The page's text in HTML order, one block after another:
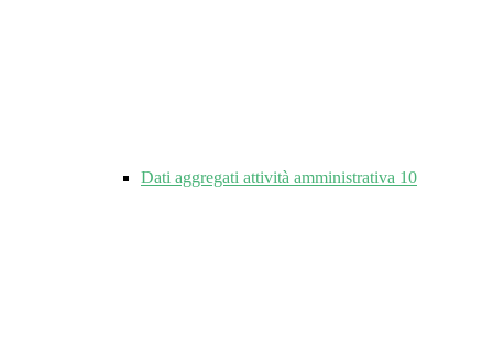
Dati aggregati attività amministrativa 10